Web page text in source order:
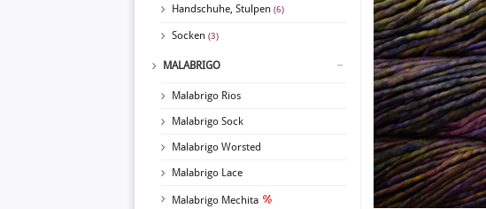
Handschuhe, Stulpen (6)
Socken (3)
MALABRIGO
Malabrigo Rios
Malabrigo Sock
Malabrigo Worsted
Malabrigo Lace
Malabrigo Mechita